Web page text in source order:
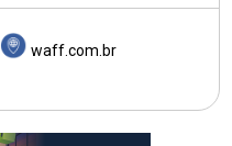
waff.com.br